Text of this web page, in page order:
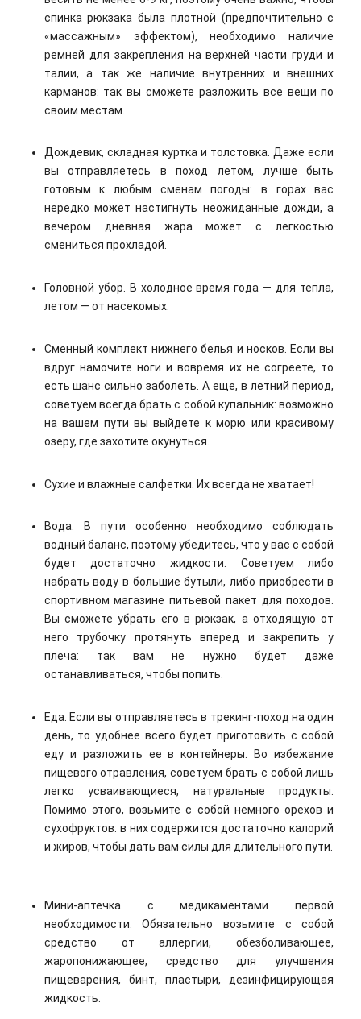
спинка рюкзака была плотной (предпочтительно с
«массажным» эффектом), необходимо наличие
ремней для закрепления на верхней части груди и
талии, а так же наличие внутренних и внешних
карманов: так вы сможете разложить все вещи по
своим местам.
Дождевик, складная куртка и толстовка. Даже если
вы отправляетесь в поход летом, лучше быть
готовым к любым сменам погоды: в горах вас
нередко может настигнуть неожиданные дожди, а
вечером дневная жара может с легкостью
смениться прохладой.
Головной убор. В холодное время года — для тепла,
летом — от насекомых.
Сменный комплект нижнего белья и носков. Если вы
вдруг намочите ноги и вовремя их не согреете, то
есть шанс сильно заболеть. А еще, в летний период,
советуем всегда брать с собой купальник: возможно
на вашем пути вы выйдете к морю или красивому
озеру, где захотите окунуться.
Сухие и влажные салфетки. Их всегда не хватает!
Вода. В пути особенно необходимо соблюдать
водный баланс, поэтому убедитесь, что у вас с собой
будет достаточно жидкости. Советуем либо
набрать воду в большие бутыли, либо приобрести в
спортивном магазине питьевой пакет для походов.
Вы сможете убрать его в рюкзак, а отходящую от
него трубочку протянуть вперед и закрепить у
плеча: так вам не нужно будет даже
останавливаться, чтобы попить.
Еда. Если вы отправляетесь в трекинг-поход на один
день, то удобнее всего будет приготовить с собой
еду и разложить ее в контейнеры. Во избежание
пищевого отравления, советуем брать с собой лишь
легко усваивающиеся, натуральные продукты.
Помимо этого, возьмите с собой немного орехов и
сухофруктов: в них содержится достаточно калорий
и жиров, чтобы дать вам силы для длительного пути.
Мини-аптечка с медикаментами первой
необходимости. Обязательно возьмите с собой
средство от аллергии, обезболивающее,
жаропонижающее, средство для улучшения
пищеварения, бинт, пластыри, дезинфицирующая
жидкость.